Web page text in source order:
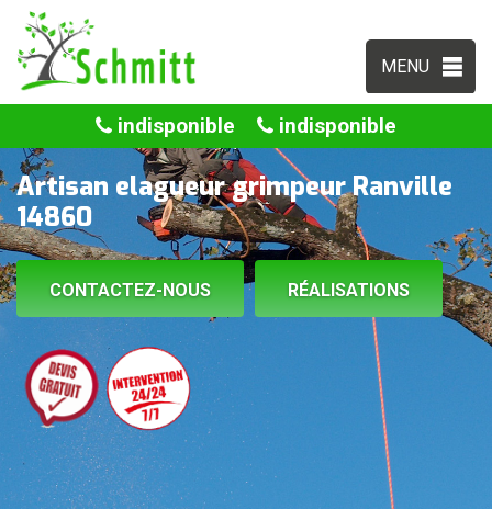
MENU
indisponible indisponible
Artisan elagueur grimpeur Ranville
14860
CONTACTEZ-NOUS RÉALISATIONS